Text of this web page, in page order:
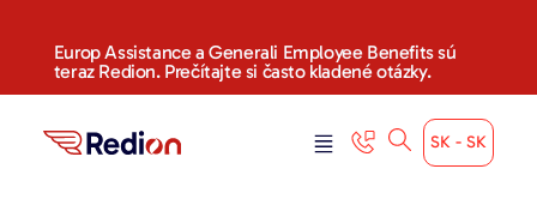
Europ Assistance a Generali Employee Benefits sú
teraz Redion. Prečítajte si často kladené otázky.
SK - SK